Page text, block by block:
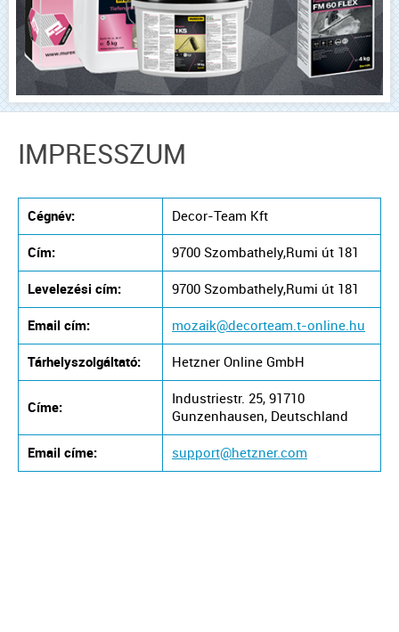
IMPRESSZUM
Cégnév: Decor-Team Kft
Cím: 9700 Szombathely,Rumi út 181
Levelezési cím: 9700 Szombathely,Rumi út 181
Email cím: mozaik@decorteam.t-online.hu
Tárhelyszolgáltató: Hetzner Online GmbH
Címe:
Industriestr. 25, 91710
Gunzenhausen, Deutschland
Email címe: support@hetzner.com